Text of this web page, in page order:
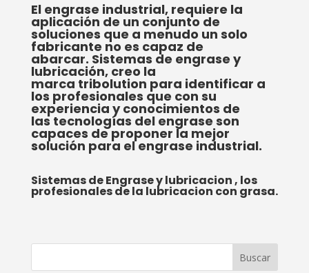
El engrase industrial, requiere la
aplicación de un conjunto de
soluciones que a menudo un solo
fabricante no es capaz de
abarcar. Sistemas de engrase y
lubricación, creo la
marca tribolution para identificar a
los profesionales que con su
experiencia y conocimientos de
las tecnologías del engrase son
capaces de proponer la mejor
solución para el engrase industrial.
Sistemas de Engrase y lubricacion, los
profesionales de la lubricacion con grasa.